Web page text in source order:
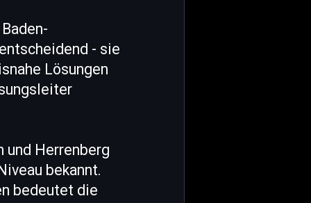
- sie
Lösungen
Herrenberg
bekannt.
bedeutet die